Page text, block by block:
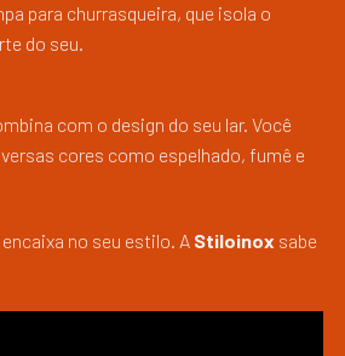
para churrasqueira, que isola o
do seu.
com o design do seu lar. Você
cores como espelhado, fumê e
no seu estilo. A Stiloinox sabe